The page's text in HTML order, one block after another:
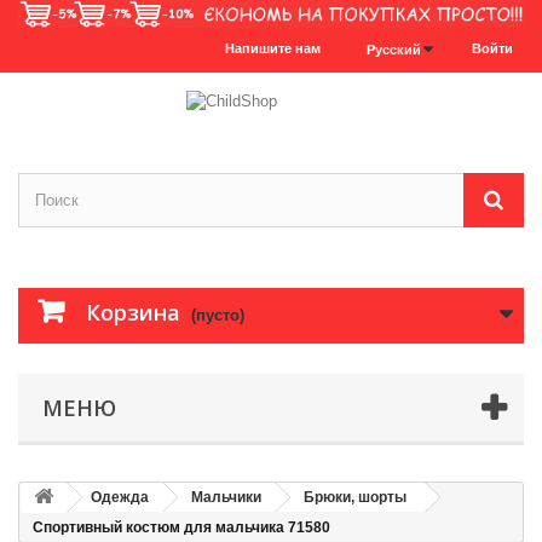
Войти
Русский
Напишите нам
Корзина (пусто)
МЕНЮ
Одежда Мальчики
Брюки, шорты
Спортивный костюм для мальчика 71580